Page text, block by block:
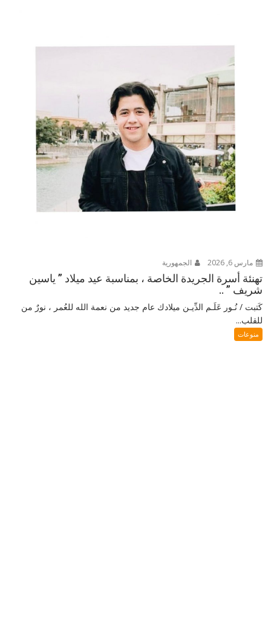
مارس 6, 2026 الجمهورية
تهنئة أسرة الجريدة الخاصة ، بمناسبة عيد ميلاد ” ياسين
شريف ” ..
كَتبت / نُـور عَلَـم الدِّيـن ميلادك عام جديد من نعمة الله للعُمر ، نورٌ من
للقلب...
منوعات